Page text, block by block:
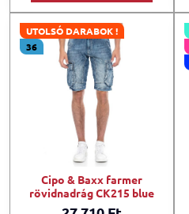
UTOLSÓ DARABOK !
36
Cipo & Baxx farmer
rövidnadrág CK215 blue